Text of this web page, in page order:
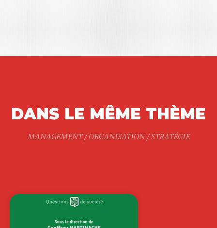
DANS LE MÊME THÈME
MANAGEMENT / ORGANISATION / STRATÉGIE